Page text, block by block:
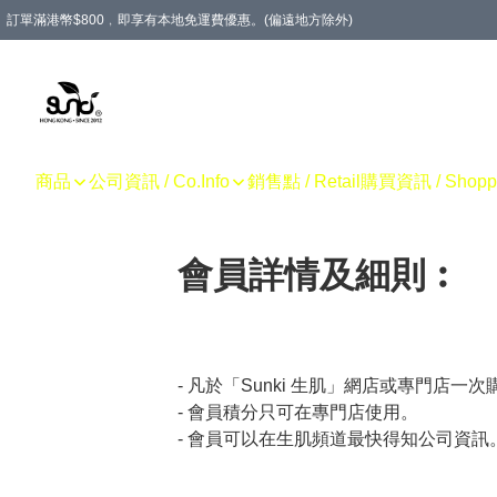
訂單滿港幣$800﹐即享有本地免運費優惠。(偏遠地方除外)
商品 公司資訊 / Co.Info 銷售點 / Retail 購買資訊 /
會員詳情及細則︰
- 凡於「Sunki 生肌」網店或專門店一次
- 會員積分只可在專門店使用。
- 會員可以在生肌頻道最快得知公司資訊。